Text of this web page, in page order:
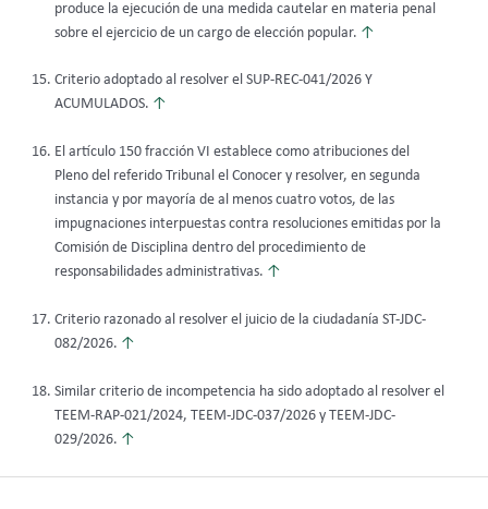
produce la ejecución de una medida cautelar en materia penal
sobre el ejercicio de un cargo de elección popular. ↑
Criterio adoptado al resolver el SUP-REC-041/2026 Y
ACUMULADOS. ↑
El artículo 150 fracción VI establece como atribuciones del
Pleno del referido Tribunal el Conocer y resolver, en segunda
instancia y por mayoría de al menos cuatro votos, de las
impugnaciones interpuestas contra resoluciones emitidas por la
Comisión de Disciplina dentro del procedimiento de
responsabilidades administrativas. ↑
Criterio razonado al resolver el juicio de la ciudadanía ST-JDC-
082/2026. ↑
Similar criterio de incompetencia ha sido adoptado al resolver el
TEEM-RAP-021/2024, TEEM-JDC-037/2026 y TEEM-JDC-
029/2026. ↑